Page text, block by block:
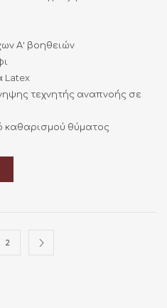
Α' βοηθειών
Latex
τεχνητής αναπνοής σε
καθαρισμού θύματος
2